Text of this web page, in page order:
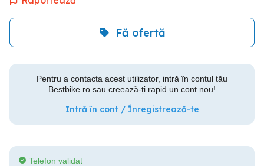
Fă ofertă
Pentru a contacta acest utilizator, intră în contul tău
Bestbike.ro sau creează-ți rapid un cont nou!
Intră în cont / Înregistrează-te
Telefon validat